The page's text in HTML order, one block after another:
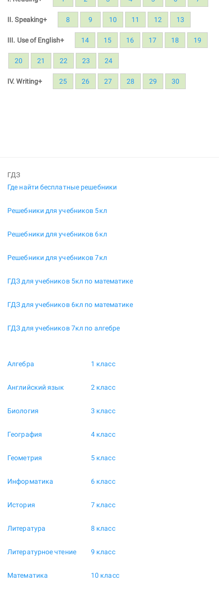
II. Speaking+ 8 9 10 11 12 13
III. Use of English+ 14 15 16 17 18 19
20 21 22 23 24
IV. Writing+ 25 26 27 28 29 30
ГДЗ
Где найти бесплатные решебники
Решебники для учебников 5кл
Решебники для учебников 6кл
Решебники для учебников 7кл
ГДЗ для учебников 5кл по математике
ГДЗ для учебников 6кл по математике
ГДЗ для учебников 7кл по алгебре
Алгебра
Английский язык
Биология
География
Геометрия
Информатика
История
Литература
Литературное чтение
Математика
1 класс
2 класс
3 класс
4 класс
5 класс
6 класс
7 класс
8 класс
9 класс
10 класс